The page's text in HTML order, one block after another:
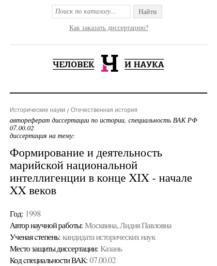
Найти
Как заказать диссертацию?
Исторические науки Отечественная история
автореферат диссертации по истории, специальность ВАК РФ
07.00.02
диссертация на тему:
Формирование и деятельность
марийской национальной
интеллигенции в конце XIX - начале
XX веков
Год: 1998
Автор научной работы: Москвина, Лидия Павловна
Ученая cтепень: кандидата исторических наук
Место защиты диссертации: Казань
Код cпециальности ВАК: 07.00.02